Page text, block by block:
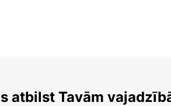
atbilst Tavām